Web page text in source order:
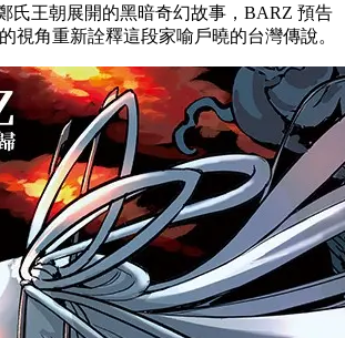
氏王朝展開的黑暗奇幻故事，BARZ 預告
視角重新詮釋這段家喻戶曉的台灣傳說。